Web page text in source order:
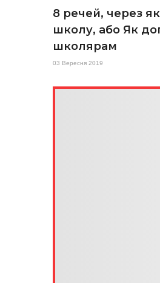
8 речей, через
школу, або Як
школярам
03 Вересня 2019